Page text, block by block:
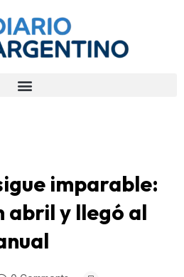
imparable:
abril y llegó al